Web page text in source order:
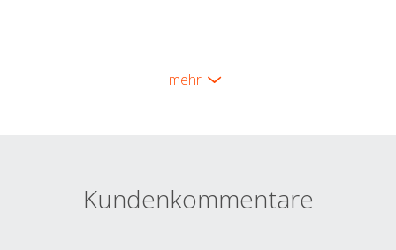
mehr
Kundenkommentare